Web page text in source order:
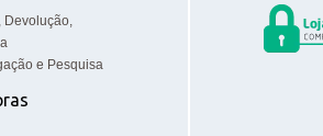
Devolução,
e Pesquisa